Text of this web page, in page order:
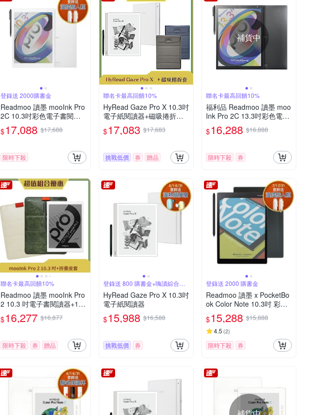
登錄送 2000購書金
Readmoo 讀墨 mooInk Pro
2C 10.3吋彩色電子書閱讀
器平板
$17,088 $17,688
限時下殺
聯名卡最高回饋10%
HyRead Gaze Pro X 10.3吋
電子紙閱讀器+磁吸捲折套
(組合)
$17,083 $17,683
挑戰低價 券 贈品
補貨中
聯名卡最高回饋10%
福利品 Readmoo 讀墨 moo
Ink Pro 2C 13.3吋彩色電子
書閱讀器平板
$16,288 $16,888
限時下殺 券
聯名卡最高回饋10%
Readmoo 讀墨 mooInk Pro
2 10.3 吋電子書閱讀器+10.
3吋折疊皮套 (組合)
$16,277 $16,877
限時下殺 券 贈品
登錄送 800 購書金+嗨讀綜合包
30天
HyRead Gaze Pro X 10.3吋
電子紙閱讀器
$15,988 $16,588
挑戰低價 券
登錄送 2000 購書金
Readmoo 讀墨 x PocketBo
ok Color Note 10.3吋 彩色
電子書閱讀器
$15,288 $15,888
4.5 (2)
限時下殺 券